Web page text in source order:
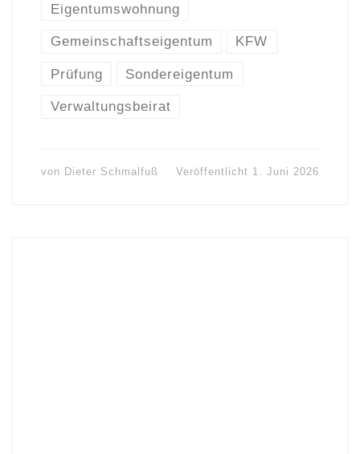
Eigentumswohnung
Gemeinschaftseigentum KFW
Prüfung Sondereigentum
Verwaltungsbeirat
von Dieter Schmalfuß Veröffentlicht 1. Juni 2026